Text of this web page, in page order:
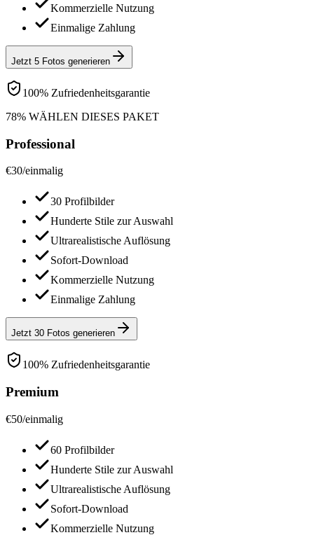
Kommerzielle Nutzung
Einmalige Zahlung
Jetzt 5 Fotos generieren
100% Zufriedenheitsgarantie
78% WÄHLEN DIESES PAKET
Professional
€30/einmalig
30 Profilbilder
Hunderte Stile zur Auswahl
Ultrarealistische Auflösung
Sofort-Download
Kommerzielle Nutzung
Einmalige Zahlung
Jetzt 30 Fotos generieren
100% Zufriedenheitsgarantie
Premium
€50/einmalig
60 Profilbilder
Hunderte Stile zur Auswahl
Ultrarealistische Auflösung
Sofort-Download
Kommerzielle Nutzung